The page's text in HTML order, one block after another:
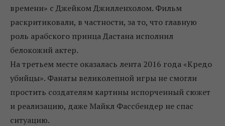
времени» с Джейком Джилленхолом. Фильм
раскритиковали, в частности, за то, что главную
роль арабского принца Дастана исполнил
белокожий актер.
На третьем месте оказалась лента 2016 года «Кредо
убийцы». Фанаты великолепной игры не смогли
простить создателям картины испорченный сюжет
и реализацию, даже Майкл Фассбендер не спас
ситуацию.